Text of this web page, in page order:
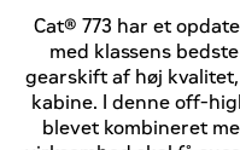
Cat® 773 har et
med klassens
gearskift af høj
kabine. I denne off-
blevet kombineret